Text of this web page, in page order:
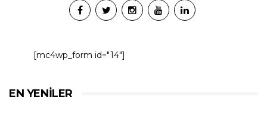
[mc4wp_form id="14"]
EN YENILER